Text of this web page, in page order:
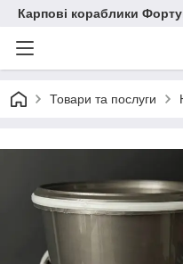
Карпові кораблики
Товари та послуги